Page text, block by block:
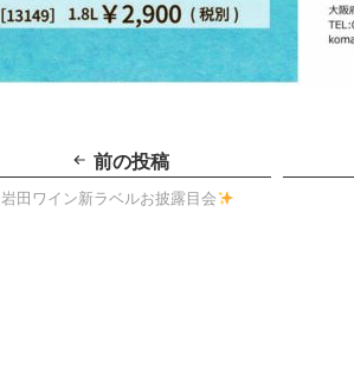
前の投稿
岩田ワイン新ラベルお披露目会